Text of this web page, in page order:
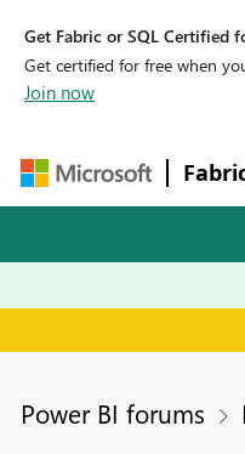
Get Fabric or SQL Certified
Get certified for free when
Join now
Power BI forums